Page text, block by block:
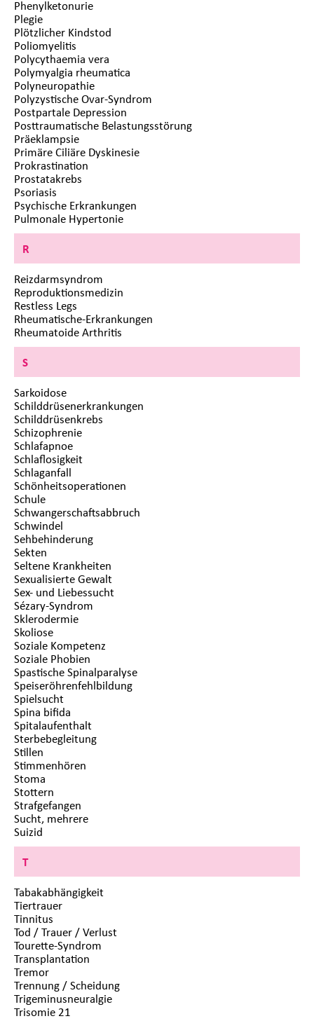
Phenylketonurie
Plegie
Plötzlicher Kindstod
Poliomyelitis
Polycythaemia vera
Polymyalgia rheumatica
Polyneuropathie
Polyzystische Ovar-Syndrom
Postpartale Depression
Posttraumatische Belastungsstörung
Präeklampsie
Primäre Ciliäre Dyskinesie
Prokrastination
Prostatakrebs
Psoriasis
Psychische Erkrankungen
Pulmonale Hypertonie
R
Reizdarmsyndrom
Reproduktionsmedizin
Restless Legs
Rheumatische-Erkrankungen
Rheumatoide Arthritis
S
Sarkoidose
Schilddrüsenerkrankungen
Schilddrüsenkrebs
Schizophrenie
Schlafapnoe
Schlaflosigkeit
Schlaganfall
Schönheitsoperationen
Schule
Schwangerschaftsabbruch
Schwindel
Sehbehinderung
Sekten
Seltene Krankheiten
Sexualisierte Gewalt
Sex- und Liebessucht
Sézary-Syndrom
Sklerodermie
Skoliose
Soziale Kompetenz
Soziale Phobien
Spastische Spinalparalyse
Speiseröhrenfehlbildung
Spielsucht
Spina bifida
Spitalaufenthalt
Sterbebegleitung
Stillen
Stimmenhören
Stoma
Stottern
Strafgefangen
Sucht, mehrere
Suizid
T
Tabakabhängigkeit
Tiertrauer
Tinnitus
Tod / Trauer / Verlust
Tourette-Syndrom
Transplantation
Tremor
Trennung / Scheidung
Trigeminusneuralgie
Trisomie 21